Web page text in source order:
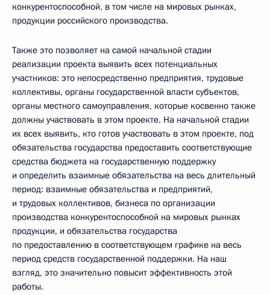
конкурентоспособной, в том числе на мировых рынках,
продукции российского производства.
Также это позволяет на самой начальной стадии
реализации проекта выявить всех потенциальных
участников: это непосредственно предприятия, трудовые
коллективы, органы государственной власти субъектов,
органы местного самоуправления, которые косвенно также
должны участвовать в этом проекте. На начальной стадии
их всех выявить, кто готов участвовать в этом проекте, под
обязательства государства предоставить соответствующие
средства бюджета на государственную поддержку
и определить взаимные обязательства на весь длительный
период: взаимные обязательства и предприятий,
и трудовых коллективов, бизнеса по организации
производства конкурентоспособной на мировых рынках
продукции, и обязательства государства
по предоставлению в соответствующем графике на весь
период средств государственной поддержки. На наш
взгляд, это значительно повысит эффективность этой
работы.